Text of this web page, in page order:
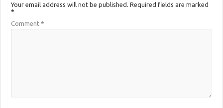
Your email address will not be published. Required fields are marked
*
Comment*